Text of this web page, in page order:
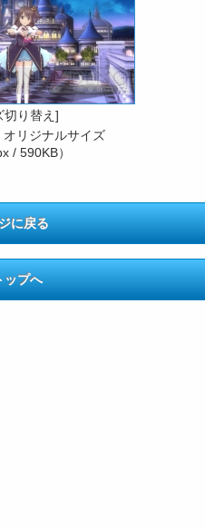
切り替え]
オリジナルサイズ
/ 590KB）
に戻る
ップへ